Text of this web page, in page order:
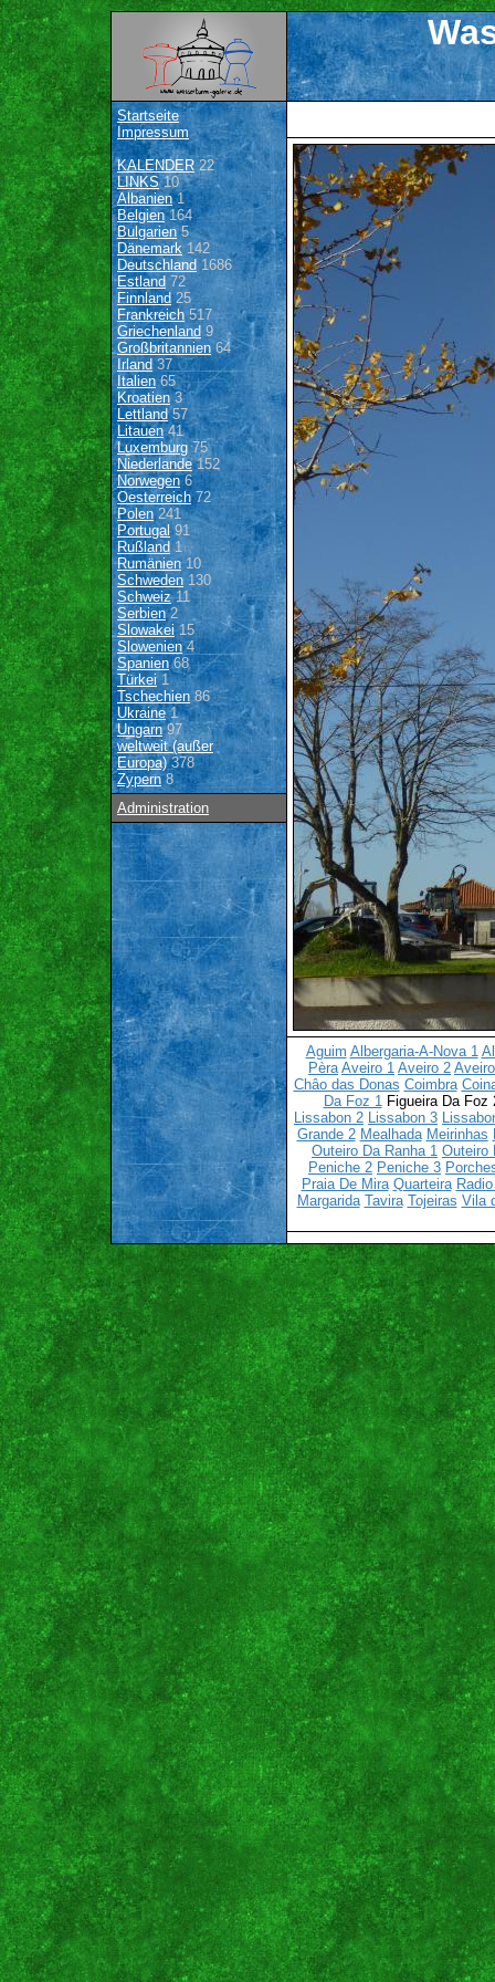
Startseite
Impressum
KALENDER22
LINKS10
Albanien1
Belgien164
Bulgarien 5
Dänemark142
Deutschland 1686
Estland 72
Finnland 25
Frankreich517
Griechenland9
Großbritannien64
Irland 37
Italien65
Kroatien3
Lettland57
Litauen41
Luxemburg 75
Niederlande152
Norwegen6
Oesterreich72
Polen 241
Portugal91
Rußland 1
Rumänien10
Schweden 130
Schweiz11
Serbien2
Slowakei15
Slowenien4
Spanien68
Türkei1
Tschechien 86
Ukraine1
Ungarn97
weltweit (außer
Europa)378
Zypern8
Administration
Aguim Albergaria-A-Nova 1
Pèra Aveiro 1 Aveiro 2
Châo das Donas Coimbra
Da Foz 1Figueira Da Foz
Lissabon 2 Lissabon 3
Grande 2 Mealhada Meirinhas
Outeiro Da Ranha 1 Outeiro
Peniche 2 Peniche 3
Praia De Mira Quarteira
Margarida Tavira Tojeiras Vila